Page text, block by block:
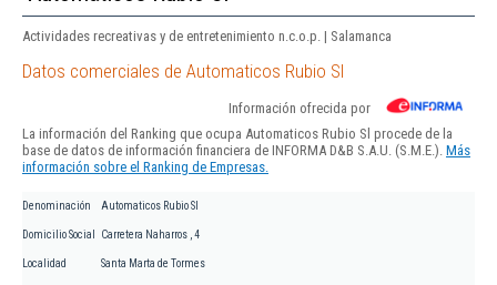
Actividades recreativas y de entretenimiento n.c.o.p. | Salamanca
Datos comerciales de Automaticos Rubio Sl
Información ofrecida por
La información del Ranking que ocupa Automaticos Rubio Sl procede de la
base de datos de información financiera de INFORMA D&B S.A.U. (S.M.E.). Más
información sobre el Ranking de Empresas.
Denominación Automaticos Rubio Sl
Domicilio Social Carretera Naharros , 4
Localidad Santa Marta de Tormes